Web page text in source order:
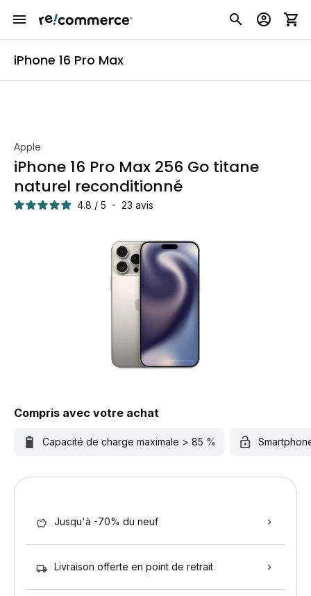
iPhone 16 Pro Max
Apple
iPhone 16 Pro Max 256 Go titane
naturel reconditionné
4.8 / 5 - 23 avis
Compris avec votre achat
Capacité de charge maximale > 85 %
Jusqu'à -70% du neuf
Livraison offerte en point de retrait